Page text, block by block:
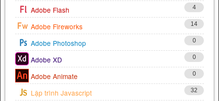
Adobe Flash 4
Adobe Fireworks 14
Adobe Photoshop 0
Adobe XD 0
Adobe Animate 0
Lập trình Javascript 32